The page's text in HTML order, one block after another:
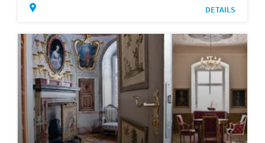
DETAILS